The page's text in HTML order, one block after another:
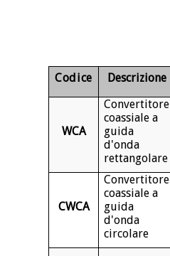
Codice Descrizione
WCA
Convertitore
coassiale a
guida
d'onda
rettangolare
CWCA
Convertitore
coassiale a
guida
d'onda
circolare